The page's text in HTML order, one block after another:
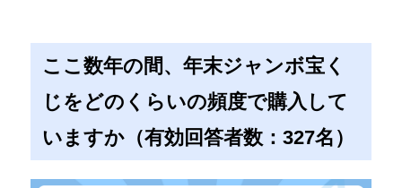
ここ数年の間、年末ジャンボ宝く
じをどのくらいの頻度で購入して
いますか（有効回答者数：327名）